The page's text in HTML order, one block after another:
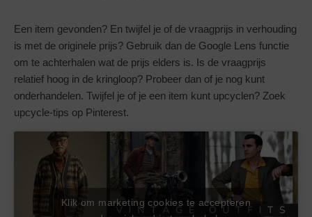
Een item gevonden? En twijfel je of de vraagprijs in verhouding
is met de originele prijs? Gebruik dan de Google Lens functie
om te achterhalen wat de prijs elders is. Is de vraagprijs
relatief hoog in de kringloop? Probeer dan of je nog kunt
onderhandelen. Twijfel je of je een item kunt upcyclen? Zoek
upcycle-tips op Pinterest.
Klik om marketing cookies te accepteren